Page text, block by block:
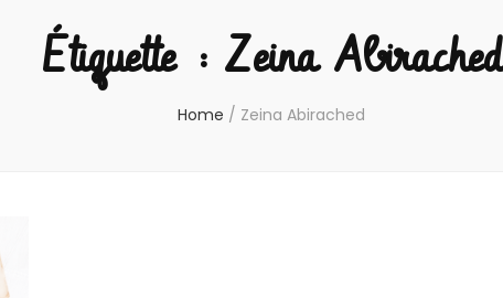
Étiquette : Zeina Abirached
Home / Zeina Abirached